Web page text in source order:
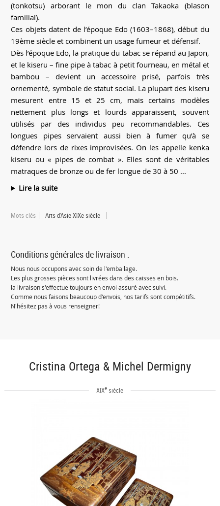
(tonkotsu) arborant le mon du clan Takaoka (blason
familial).
Ces objets datent de l’époque Edo (1603–1868), début du
19ème siècle et combinent un usage fumeur et défensif.
Dès l’époque Edo, la pratique du tabac se répand au Japon,
et le kiseru – fine pipe à tabac à petit fourneau, en métal et
bambou – devient un accessoire prisé, parfois très
ornementé, symbole de statut social. La plupart des kiseru
mesurent entre 15 et 25 cm, mais certains modèles
nettement plus longs et lourds apparaissent, souvent
utilisés par des individus peu recommandables. Ces
longues pipes servaient aussi bien à fumer qu’à se
défendre lors de rixes improvisées. On les appelle kenka
kiseru ou « pipes de combat ». Elles sont de véritables
matraques de bronze ou de fer longue de 30 à 50 ...
Lire la suite
Mots clés Arts d'Asie XIXe siècle
Conditions générales de livraison :
Nous nous occupons avec soin de l'emballage.
Les plus grosses pièces sont livrées dans des caisses en bois.
la livraison s'effectue toujours en envoi assuré avec suivi.
Comme nous faisons beaucoup d'envois, nos tarifs sont compétitifs.
N'hésitez pas à vous renseigner!
Cristina Ortega & Michel Dermigny
XIXe siècle